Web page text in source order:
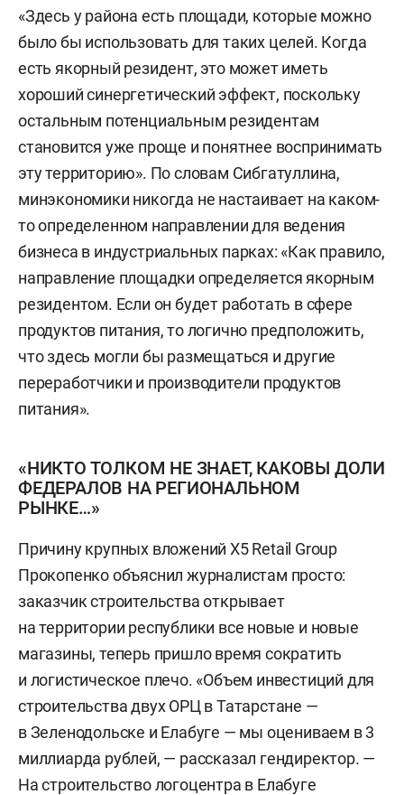
«Здесь у района есть площади, которые можно
было бы использовать для таких целей. Когда
есть якорный резидент, это может иметь
хороший синергетический эффект, поскольку
остальным потенциальным резидентам
становится уже проще и понятнее воспринимать
эту территорию». По словам Сибгатуллина,
минэкономики никогда не настаивает на каком-
то определенном направлении для ведения
бизнеса в индустриальных парках: «Как правило,
направление площадки определяется якорным
резидентом. Если он будет работать в сфере
продуктов питания, то логично предположить,
что здесь могли бы размещаться и другие
переработчики и производители продуктов
питания».
«НИКТО ТОЛКОМ НЕ ЗНАЕТ, КАКОВЫ ДОЛИ
ФЕДЕРАЛОВ НА РЕГИОНАЛЬНОМ
РЫНКЕ…»
Причину крупных вложений X5 Retail Group
Прокопенко объяснил журналистам просто:
заказчик строительства открывает
на территории республики все новые и новые
магазины, теперь пришло время сократить
и логистическое плечо. «Объем инвестиций для
строительства двух ОРЦ в Татарстане —
в Зеленодольске и Елабуге — мы оцениваем в 3
миллиарда рублей, — рассказал гендиректор. —
На строительство логоцентра в Елабуге